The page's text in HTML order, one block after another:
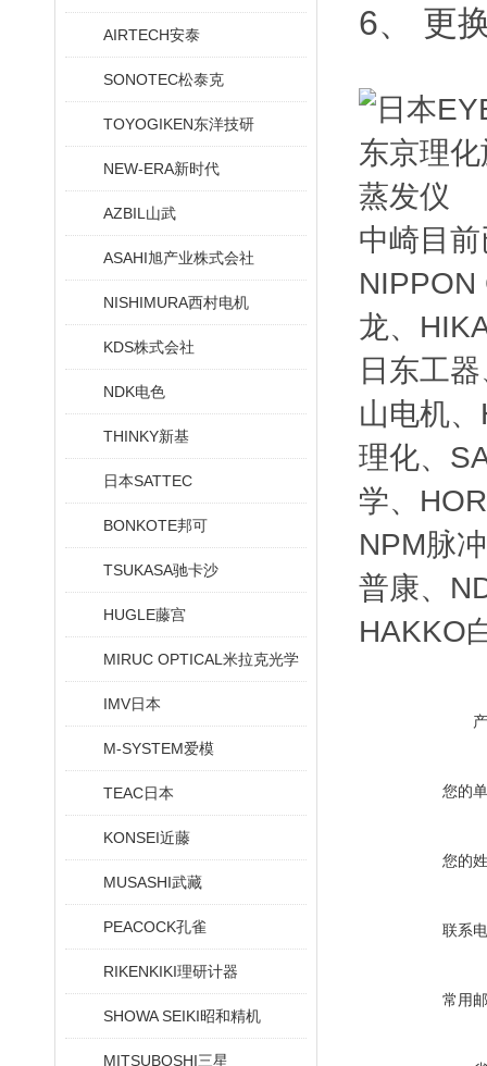
AIRTECH安泰
SONOTEC松泰克
TOYOGIKEN东洋技研
NEW-ERA新时代
AZBIL山武
ASAHI旭产业株式会社
NISHIMURA西村电机
KDS株式会社
NDK电色
THINKY新基
日本SATTEC
BONKOTE邦可
TSUKASA驰卡沙
HUGLE藤宫
MIRUC OPTICAL米拉克光学
IMV日本
M-SYSTEM爱模
TEAC日本
KONSEI近藤
MUSASHI武藏
PEACOCK孔雀
RIKENKIKI理研计器
SHOWA SEIKI昭和精机
MITSUBOSHI三星
6、 更
中崎目
NIPPON
龙、
日东工
山电机
理化、
学、
NPM脉
普康、
HAKKO
您的
您的
联系
常用